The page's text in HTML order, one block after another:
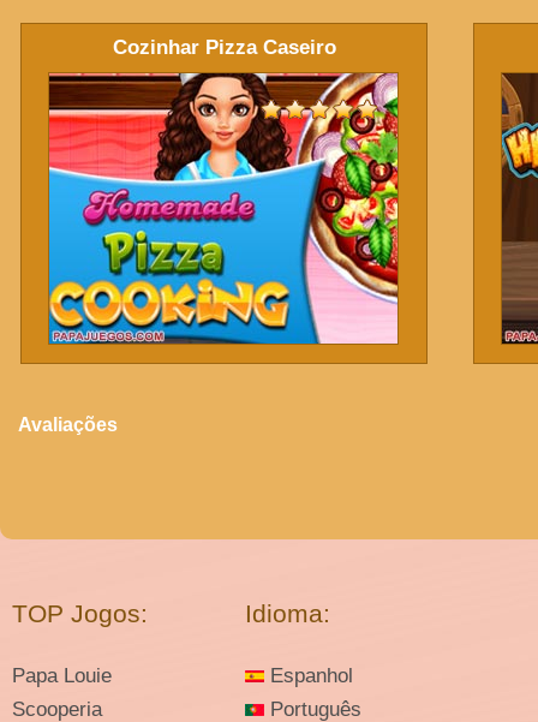
Cozinhar Pizza Caseiro
Avaliações
TOP Jogos:
Papa Louie
Scooperia
Idioma:
Espanhol
Português